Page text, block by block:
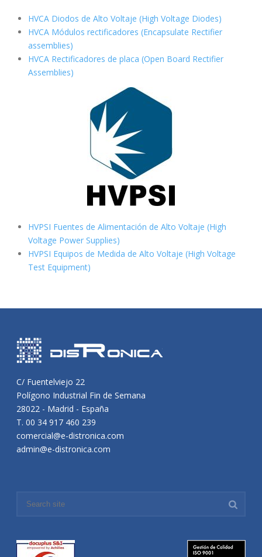
HVCA Diodos de Alto Voltaje (High Voltage Diodes)
HVCA Módulos rectificadores (Encapsulate Rectifier
assemblies)
HVCA Rectificadores de placa (Open Board Rectifier
Assemblies)
HVPSI Fuentes de Alimentación de Alto Voltaje (High
Voltage Power Supplies)
HVPSI Equipos de Medida de Alto Voltaje (High Voltage
Test Equipment)
C/ Fuentelviejo 22
Polígono Industrial Fin de Semana
28022 - Madrid - España
T. 00 34 917 460 239
comercial@e-distronica.com
admin@e-distronica.com